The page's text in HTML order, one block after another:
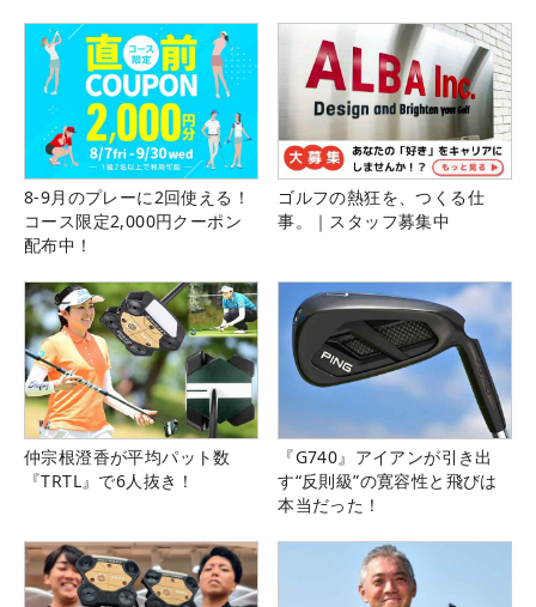
8-9月のプレーに2回使える！
コース限定2,000円クーポン
配布中！
ゴルフの熱狂を、つくる仕
事。｜スタッフ募集中
仲宗根澄香が平均パット数
『TRTL』で6人抜き！
『G740』アイアンが引き出
す“反則級”の寛容性と飛びは
本当だった！